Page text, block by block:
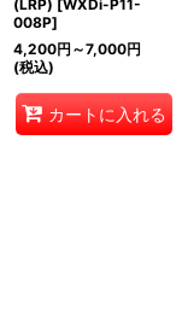
(LRP) [WXDi-P11-
008P]
4,200円 ～7,000円
(税込)
カートに入れる